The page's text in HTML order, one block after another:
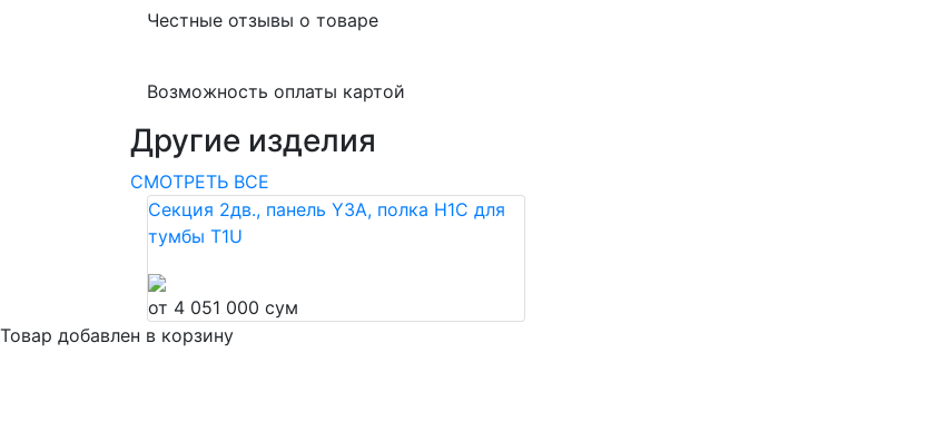
Честные отзывы о товаре
Возможность оплаты картой
Другие изделия
СМОТРЕТЬ ВСЕ
Секция 2дв., панель Y3A, полка H1C для
тумбы T1U
от 4 051 000 сум
Товар добавлен в корзину